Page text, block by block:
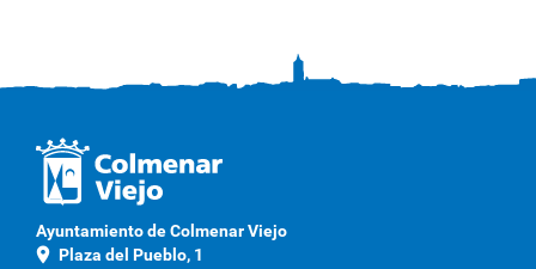
Ayuntamiento de Colmenar Viejo
location_on Plaza del Pueblo, 1